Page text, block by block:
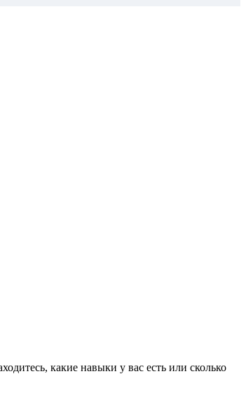
какие навыки у вас есть или сколько